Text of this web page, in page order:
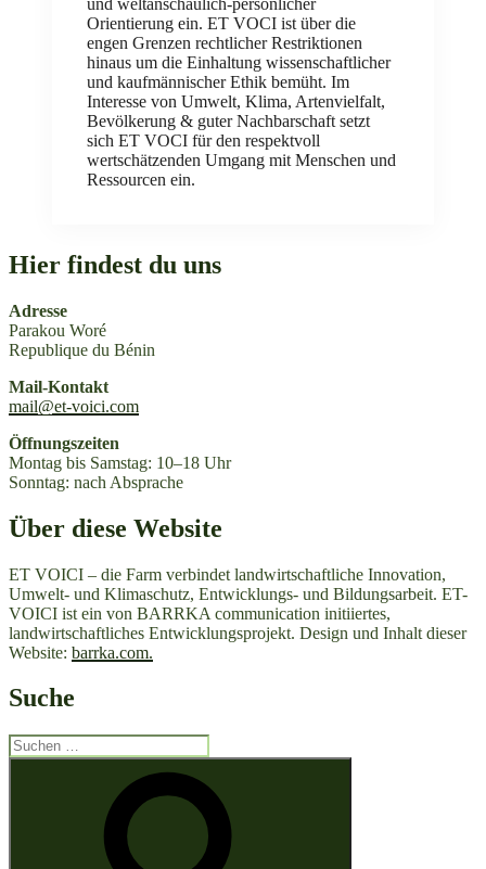
Orientierung ein. ET VOCI ist über die
engen Grenzen rechtlicher Restriktionen
hinaus um die Einhaltung wissenschaftlicher
und kaufmännischer Ethik bemüht. Im
Interesse von Umwelt, Klima, Artenvielfalt,
Bevölkerung & guter Nachbarschaft setzt
sich ET VOCI für den respektvoll
wertschätzenden Umgang mit Menschen und
Ressourcen ein.
Hier findest du uns
Adresse
Parakou Woré
Republique du Bénin
Mail-Kontakt
mail@et-voici.com
Öffnungszeiten
Montag bis Samstag: 10–18 Uhr
Sonntag: nach Absprache
Über diese Website
ET VOICI – die Farm verbindet landwirtschaftliche Innovation,
Umwelt- und Klimaschutz, Entwicklungs- und Bildungsarbeit. ET-
VOICI ist ein von BARRKA communication initiiertes,
landwirtschaftliches Entwicklungsprojekt. Design und Inhalt dieser
Website: barrka.com.
Suche
Suche
nach: